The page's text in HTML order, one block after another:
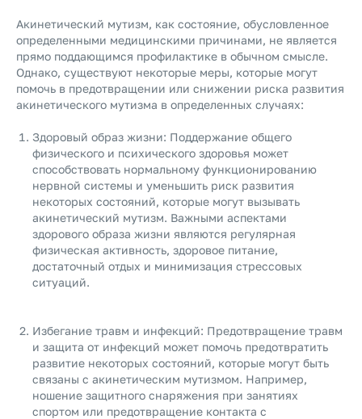
Акинетический мутизм, как состояние, обусловленное
определенными медицинскими причинами, не является
прямо поддающимся профилактике в обычном смысле.
Однако, существуют некоторые меры, которые могут
помочь в предотвращении или снижении риска развития
акинетического мутизма в определенных случаях:
Здоровый образ жизни: Поддержание общего
физического и психического здоровья может
способствовать нормальному функционированию
нервной системы и уменьшить риск развития
некоторых состояний, которые могут вызывать
акинетический мутизм. Важными аспектами
здорового образа жизни являются регулярная
физическая активность, здоровое питание,
достаточный отдых и минимизация стрессовых
ситуаций.
Избегание травм и инфекций: Предотвращение травм
и защита от инфекций может помочь предотвратить
развитие некоторых состояний, которые могут быть
связаны с акинетическим мутизмом. Например,
ношение защитного снаряжения при занятиях
спортом или предотвращение контакта с